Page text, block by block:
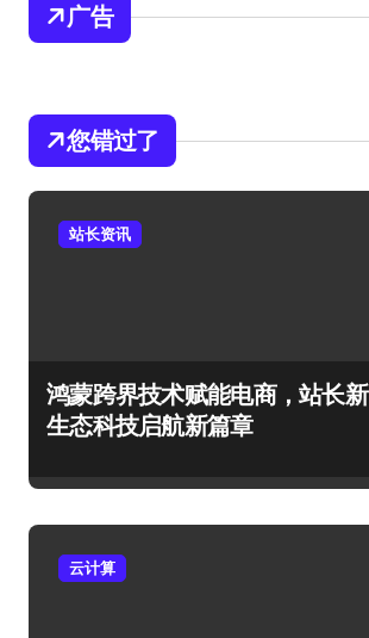
广告
您错过了
站长资讯
鸿蒙跨界技术赋能电商，站长新
生态科技启航新篇章
云计算